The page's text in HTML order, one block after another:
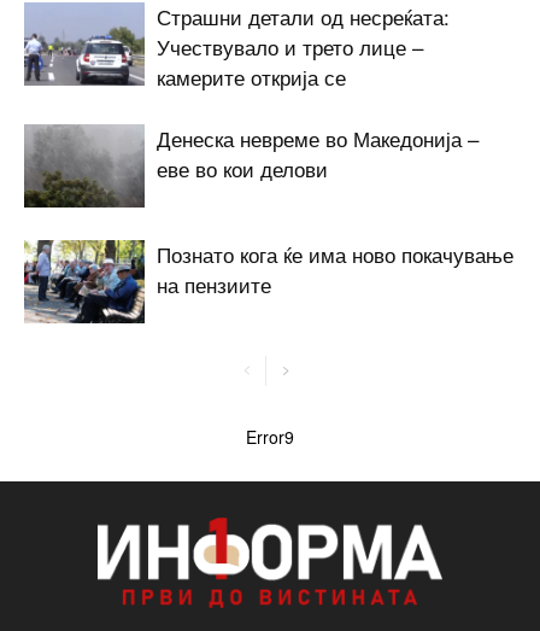
Страшни детали од несреќата:
Учествувало и трето лице –
камерите открија се
Денеска невреме во Македонија –
еве во кои делови
Познато кога ќе има ново покачување
на пензиите
Error9